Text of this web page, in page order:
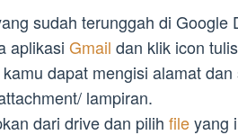
sudah terunggah di Google
aplikasi Gmail dan klik icon
dapat mengisi alamat
lampiran.
dari drive dan pilih fileyang